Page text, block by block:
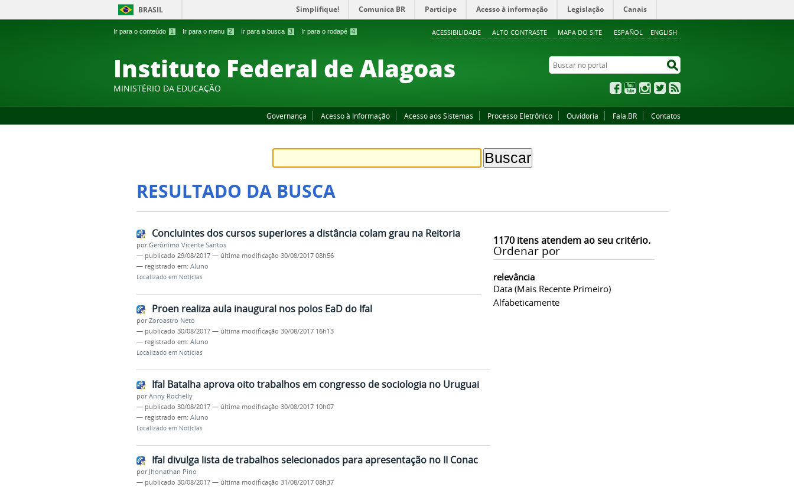
Ir para o conteúdo 1 Ir para o menu 2 Ir para a busca 3 Ir para o rodapé 4 ESPAÑOL ENGLISH
ACESSIBILIDADE ALTO CONTRASTE MAPA DO SITE
BRASIL Simplifique! Comunica BR Participe Acesso à informação Legislação Canais
Instituto Federal de Alagoas
MINISTÉRIO DA EDUCAÇÃO
Buscar no portal
FacebookYouTubeInstagram
Twitter
Governança Acesso à Informação Acesso aos Sistemas Processo Eletrônico Ouvidoria Fala.BR Contatos
RESULTADO DA BUSCA
1170itens atendem ao seu critério.
Ordenar por
relevância
Data (mais Recente Primeiro)
Alfabeticamente
Concluintes dos cursos superiores a distância colam grau na Reitoria
porGerônimo Vicente Santos
— publicado 29/08/2017 — última modificação 30/08/2017 08h56
— registrado em: Aluno
Localizado em Notícias
Proen realiza aula inaugural nos polos EaD do Ifal
porZoroastro Neto
— publicado 30/08/2017 — última modificação 30/08/2017 16h13
— registrado em: Aluno
Localizado em Notícias
Ifal Batalha aprova oito trabalhos em congresso de sociologia no Uruguai
porAnny Rochelly
— publicado 30/08/2017 — última modificação 30/08/2017 10h07
— registrado em: Aluno
Localizado em Notícias
Ifal divulga lista de trabalhos selecionados para apresentação no II Conac
por Jhonathan Pino
— publicado 30/08/2017 — última modificação 31/08/2017 08h37